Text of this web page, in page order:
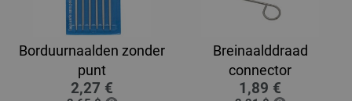
Borduurnaalden zonder
punt
2,27 €
Breinaalddraad
connector
1,89 €